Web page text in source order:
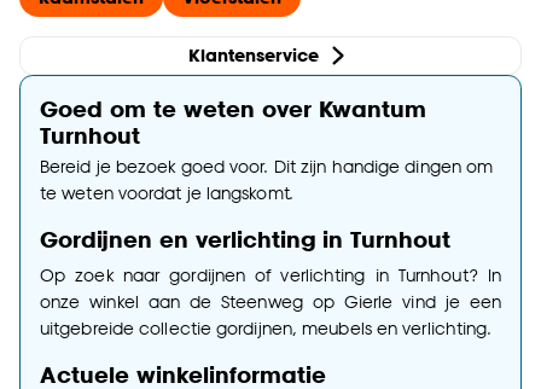
Klantenservice
Goed om te weten over Kwantum
Turnhout
Bereid je bezoek goed voor. Dit zijn handige dingen om
te weten voordat je langskomt.
Gordijnen en verlichting in Turnhout
Op zoek naar gordijnen of verlichting in Turnhout? In
onze winkel aan de Steenweg op Gierle vind je een
uitgebreide collectie gordijnen, meubels en verlichting.
Actuele winkelinformatie